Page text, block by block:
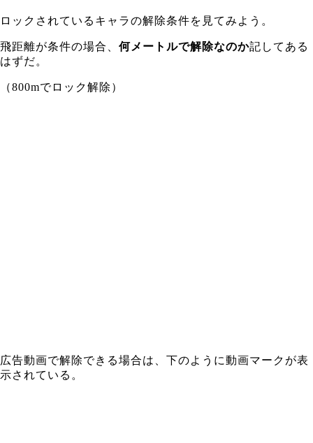
ロックされているキャラの解除条件を見てみよう。
飛距離が条件の場合、 何メートルで解除なのか記してある
はずだ。
（800mでロック解除）
広告動画で解除できる場合は、下のように動画マークが表
示されている。